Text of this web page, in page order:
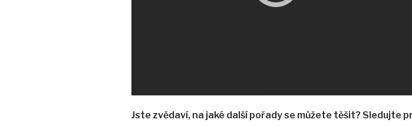
Jste zvědaví, na jaké další pořady se můžete těšit? Sledujte